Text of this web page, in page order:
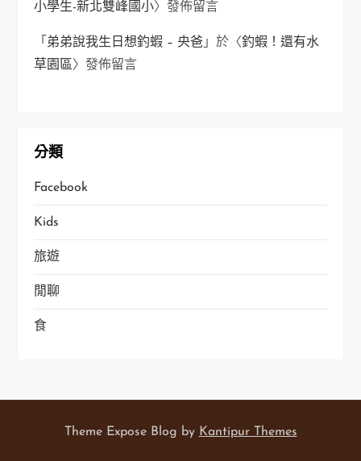
小學生-新北雙峰國小〉發佈留言
「 弟弟說我生日想釣蝦 – 央爸 」於〈釣蝦！還有水
草園區〉發佈留言
分類
Facebook
Kids
旅遊
閒聊
食
Theme Expose Blog by Kantipur Themes